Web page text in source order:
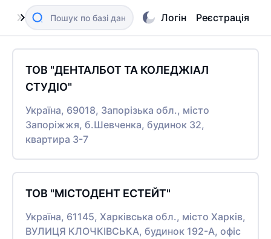
Логін Реєстрація
ТОВ "ДЕНТАЛБОТ ТА КОЛЕДЖІАЛ
СТУДІО"
Україна, 69018, Запорізька обл., місто
Запоріжжя, б.Шевченка, будинок 32,
квартира 3-7
ТОВ "МІСТОДЕНТ ЕСТЕЙТ"
Україна, 61145, Харківська обл., місто Харків,
ВУЛИЦЯ КЛОЧКІВСЬКА, будинок 192-А, офіс